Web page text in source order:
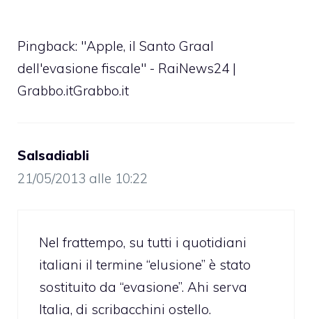
Pingback: "Apple, il Santo Graal
dell'evasione fiscale" - RaiNews24 |
Grabbo.itGrabbo.it
Salsadiabli
21/05/2013 alle 10:22
Nel frattempo, su tutti i quotidiani
italiani il termine “elusione” è stato
sostituito da “evasione”. Ahi serva
Italia, di scribacchini ostello.